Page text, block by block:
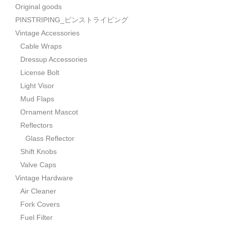
Original goods
PINSTRIPING_ピンストライピング
Vintage Accessories
Cable Wraps
Dressup Accessories
License Bolt
Light Visor
Mud Flaps
Ornament Mascot
Reflectors
Glass Reflector
Shift Knobs
Valve Caps
Vintage Hardware
Air Cleaner
Fork Covers
Fuel Filter